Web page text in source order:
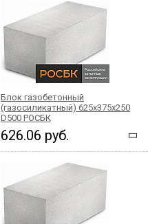
Блок газобетонный
(газосиликатный) 625x375x250
D500 РОСБК
626.06 руб.